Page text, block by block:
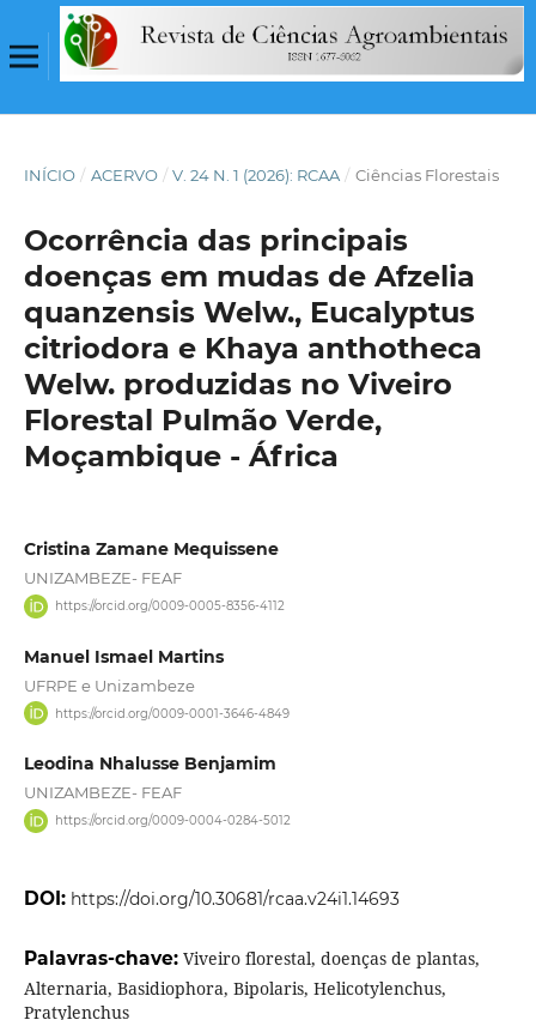
INÍCIO / ACERVO / V. 24 N. 1 (2026): RCAA / Ciências Florestais
Ocorrência das principais
doenças em mudas de Afzelia
quanzensis Welw., Eucalyptus
citriodora e Khaya anthotheca
Welw. produzidas no Viveiro
Florestal Pulmão Verde,
Moçambique - África
Cristina Zamane Mequissene
UNIZAMBEZE- FEAF
https://orcid.org/0009-0005-8356-4112
Manuel Ismael Martins
UFRPE e Unizambeze
https://orcid.org/0009-0001-3646-4849
Leodina Nhalusse Benjamim
UNIZAMBEZE- FEAF
https://orcid.org/0009-0004-0284-5012
DOI: https://doi.org/10.30681/rcaa.v24i1.14693
Palavras-chave: Viveiro florestal, doenças de plantas,
Alternaria, Basidiophora, Bipolaris, Helicotylenchus,
Pratylenchus